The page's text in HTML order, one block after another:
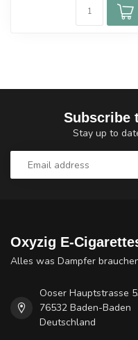
Subscribe
Stay up to
Oxyzig E-
Alles was Dampfer
Ooser Hauptstrasse
76532 Baden-Baden
Deutschland